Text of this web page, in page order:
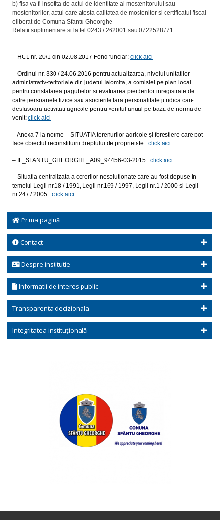
Prima pagină
Contact
Despre institutie
Informatii de interes public
Transparenta decizionala
Integritatea instituțională
b) fisa va fi insotita de actul de identitate al mostenitorului sau
mostenitorilor, actul care atesta calitatea de mostenitor si certificatul fiscal
eliberat de Comuna Sfantu Gheorghe
Relatii suplimentare si la tel.0243 / 262001 sau 0722528771
– HCL nr. 20/1 din 02.08.2017 Fond funciar: click aici
– Ordinul nr. 330 / 24.06.2016 pentru actualizarea, nivelul unitatilor
administrativ-teritoriale din judetul Ialomita, a comisiei pe plan local
pentru constatarea pagubelor si evaluarea pierderilor inregistrate de
catre persoanele fizice sau asocierile fara personalitate juridica care
desfasoara activitati agricole pentru venitul anual pe baza de norma de
venit: click aici
– Anexa 7 la norme – SITUATIA terenurilor agricole și forestiere care pot
face obiectul reconstituirii dreptului de proprietate: click aici
– IL_SFANTU_GHEORGHE_A09_94456-03-2015: click aici
– Situatia centralizata a cererilor nesolutionate care au fost depuse in
temeiul Legii nr.18 / 1991, Legii nr.169 / 1997, Legii nr.1 / 2000 si Legii
nr.247 / 2005: click aici